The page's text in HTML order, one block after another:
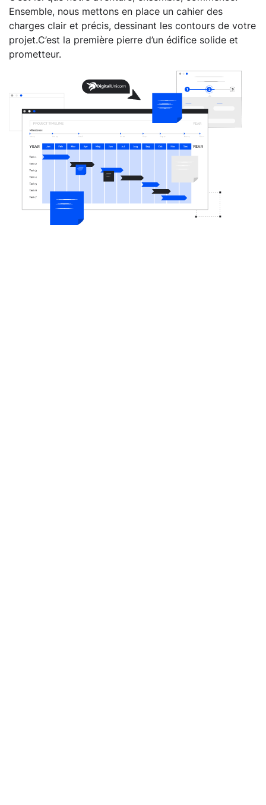
Ensemble, nous mettons en place un cahier des
charges clair et précis, dessinant les contours de votre
projet.C’est la première pierre d’un édifice solide et
prometteur.